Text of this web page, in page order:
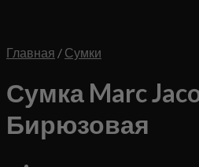
Главная / Сумки
Сумка Marc
Бирюзовая